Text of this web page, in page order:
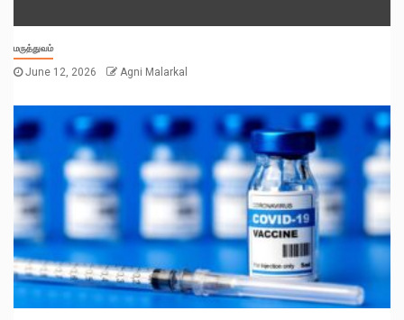
மருத்துவம்
June 12, 2026 Agni Malarkal